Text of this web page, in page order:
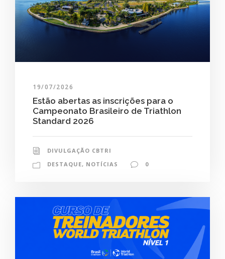
19/07/2026
Estão abertas as inscrições para o
Campeonato Brasileiro de Triathlon
Standard 2026
DIVULGAÇÃO CBTRI
DESTAQUE, NOTÍCIAS 0